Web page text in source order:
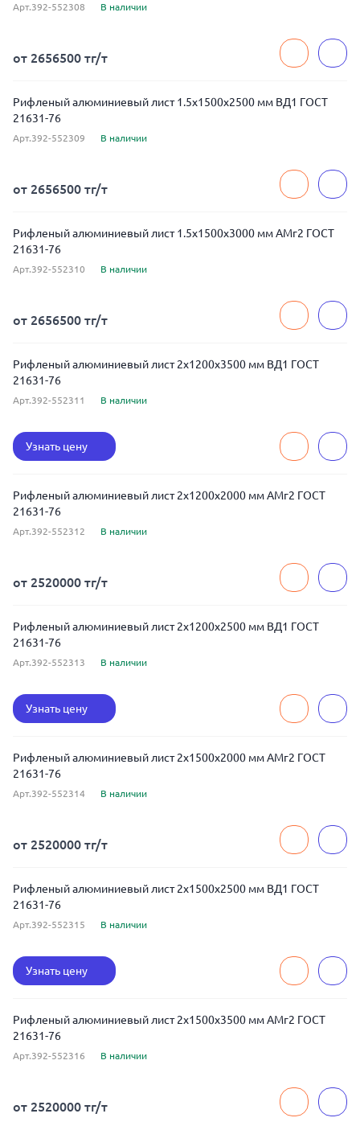
Арт.392-552308 В наличии
от 2656500 тг/т
Рифленый алюминиевый лист 1.5x1500x2500 мм ВД1 ГОСТ
21631-76
Арт.392-552309 В наличии
от 2656500 тг/т
Рифленый алюминиевый лист 1.5x1500x3000 мм АМг2 ГОСТ
21631-76
Арт.392-552310 В наличии
от 2656500 тг/т
Рифленый алюминиевый лист 2x1200x3500 мм ВД1 ГОСТ
21631-76
Арт.392-552311 В наличии
Узнать цену
Рифленый алюминиевый лист 2x1200x2000 мм АМг2 ГОСТ
21631-76
Арт.392-552312 В наличии
от 2520000 тг/т
Рифленый алюминиевый лист 2x1200x2500 мм ВД1 ГОСТ
21631-76
Арт.392-552313 В наличии
Узнать цену
Рифленый алюминиевый лист 2x1500x2000 мм АМг2 ГОСТ
21631-76
Арт.392-552314 В наличии
от 2520000 тг/т
Рифленый алюминиевый лист 2x1500x2500 мм ВД1 ГОСТ
21631-76
Арт.392-552315 В наличии
Узнать цену
Рифленый алюминиевый лист 2x1500x3500 мм АМг2 ГОСТ
21631-76
Арт.392-552316 В наличии
от 2520000 тг/т